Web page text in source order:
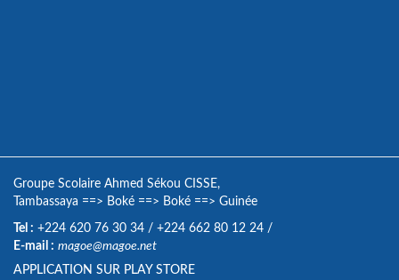
Groupe Scolaire Ahmed Sékou CISSE,
Tambassaya ==> Boké ==> Boké ==> Guinée
Tel : +224 620 76 30 34 / +224 662 80 12 24 /
E-mail : magoe@magoe.net
APPLICATION SUR PLAY STORE